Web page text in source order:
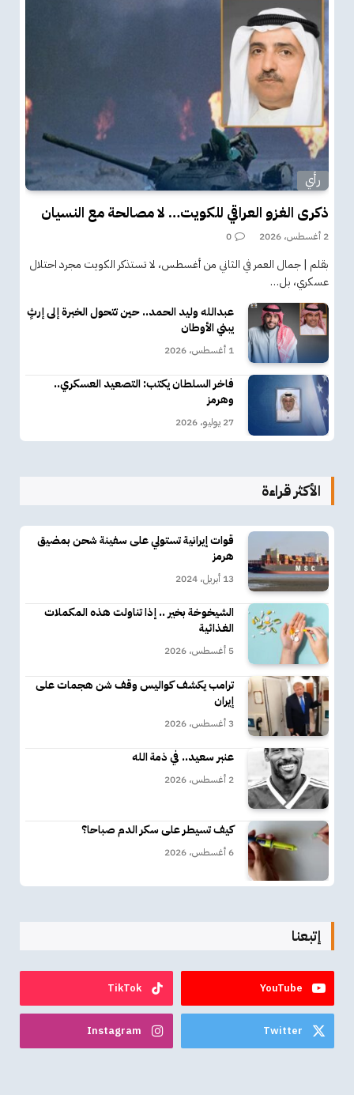
رأي
ذكرى الغزو العراقي للكويت… لا مصالحة مع النسيان
2 أغسطس، 2026 0
بقلم | جمال العمر في الثاني من أغسطس، لا تستذكر الكويت مجرد احتلال
عسكري، بل…
عبدالله وليد الحمد.. حين تتحول الخبرة إلى إرثٍ
يبني الأوطان
1 أغسطس، 2026
فاخر السلطان يكتب: التصعيد العسكري..
وهرمز
27 يوليو، 2026
الأكثر قراءة
قوات إيرانية تستولي على سفينة شحن بمضيق
هرمز
13 أبريل، 2024
الشيخوخة بخير .. إذا تناولت هذه المكملات
الغذائية
5 أغسطس، 2026
ترامب يكشف كواليس وقف شن هجمات على
إيران
3 أغسطس، 2026
عنبر سعيد.. في ذمة الله
2 أغسطس، 2026
كيف تسيطر على سكر الدم صباحا؟
6 أغسطس، 2026
إتبعنا
YouTube
TikTok
Twitter
Instagram